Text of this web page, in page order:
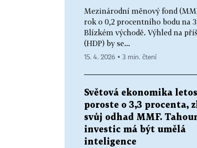
Mezinárodní měnový fond
rok o 0,2 procentního bodu na
Blízkém východě. Výhled na
(HDP) by se...
15. 4. 2026 ▪ 3 min. čtení
Světová ekonomika letos
poroste o 3,3 procenta,
svůj odhad MMF.
investic má být umělá
inteligence